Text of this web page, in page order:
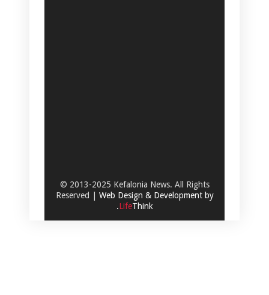
© 2013-2025 Kefalonia News. All Rights
Reserved | Web Design & Development by
.LifeThink